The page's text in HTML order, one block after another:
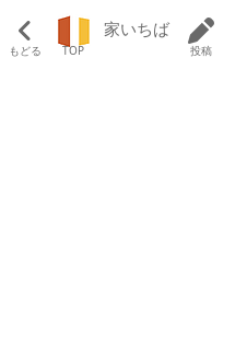
もどる TOP
家いちば
投稿